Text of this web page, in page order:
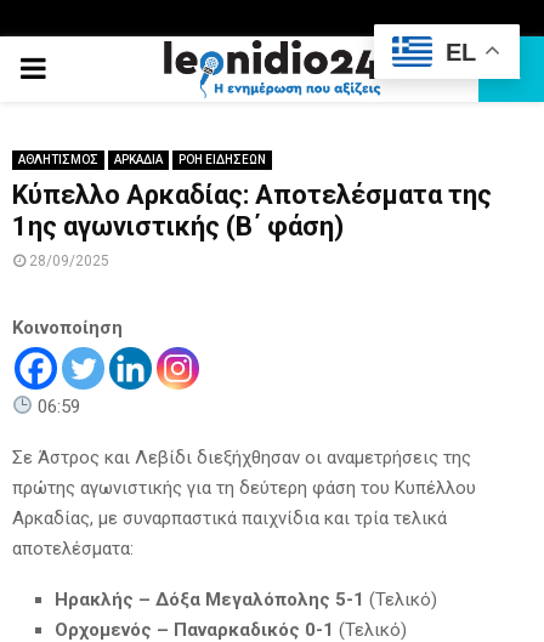
PRIMARY
ΑΘΛΗΤΙΣΜΟΣ ΑΡΚΑΔΙΑ ΡΟΗ ΕΙΔΗΣΕΩΝ
Κύπελλο Αρκαδίας: Αποτελέσματα της
1ης αγωνιστικής (Β΄ φάση)
28/09/2025
Κοινοποίηση
06:59
Σε Άστρος και Λεβίδι διεξήχθησαν οι αναμετρήσεις της
πρώτης αγωνιστικής για τη δεύτερη φάση του Κυπέλλου
Αρκαδίας, με συναρπαστικά παιχνίδια και τρία τελικά
αποτελέσματα:
Ηρακλής – Δόξα Μεγαλόπολης 5-1 (Τελικό)
Ορχομενός – Παναρκαδικός 0-1 (Τελικό)
EL